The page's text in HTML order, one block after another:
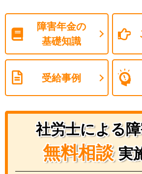
障害年金の
基礎知識
受給事例
社労士による
無料相談 実